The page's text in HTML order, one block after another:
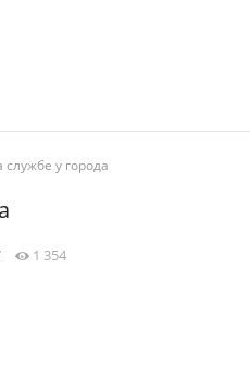
службе у города
1 354